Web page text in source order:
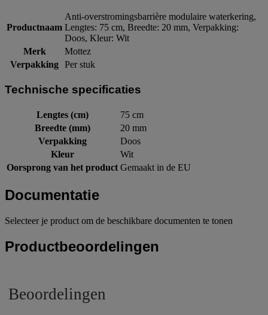
Productnaam
Anti-overstromingsbarrière modulaire waterkering,
Lengtes: 75 cm, Breedte: 20 mm, Verpakking:
Doos, Kleur: Wit
Merk
Mottez
Verpakking Per stuk
Technische specificaties
Lengtes (cm)
75 cm
Breedte (mm)
20 mm
Verpakking
Doos
Kleur
Wit
Oorsprong van het product Gemaakt in de EU
Documentatie
Selecteer je product om de beschikbare documenten te tonen
Productbeoordelingen